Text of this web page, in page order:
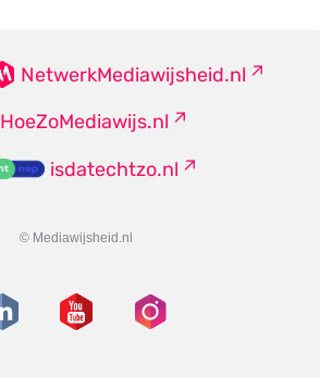
NetwerkMediawijsheid.nl
HoeZoMediawijs.nl
isdatechtzo.nl
© Mediawijsheid.nl